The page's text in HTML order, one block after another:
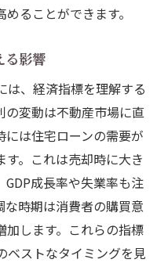
報収集の重要性
るメリット
ール方法
くテクニック
トを見極める
得られる売却成功の
方法
ることができます。
る影響
は、経済指標を理解する
の変動は不動産市場に直
は住宅ローンの需要が
。これは売却時に大き
成長率や失業率も注
時期は消費者の購買意
加します。これらの指標
ベストなタイミングを見